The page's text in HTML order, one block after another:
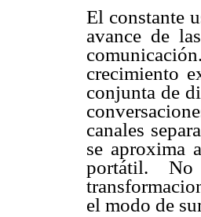
El constante
avance de
crecimiento
conjunta de
canales
se aproxima
portátil.
el modo de